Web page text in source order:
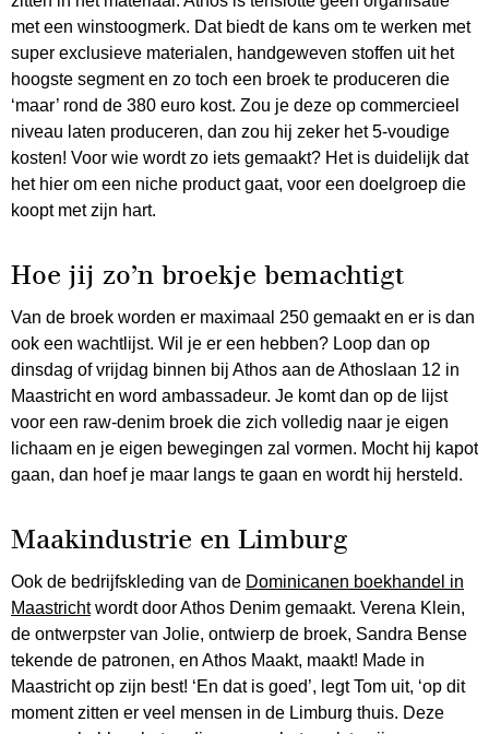
met een winstoogmerk. Dat biedt de kans om te werken met
super exclusieve materialen, handgeweven stoffen uit het
hoogste segment en zo toch een broek te produceren die
‘maar’ rond de 380 euro kost. Zou je deze op commercieel
niveau laten produceren, dan zou hij zeker het 5-voudige
kosten! Voor wie wordt zo iets gemaakt? Het is duidelijk dat
het hier om een niche product gaat, voor een doelgroep die
koopt met zijn hart.
Hoe jij zo’n broekje bemachtigt
Van de broek worden er maximaal 250 gemaakt en er is dan
ook een wachtlijst. Wil je er een hebben? Loop dan op
dinsdag of vrijdag binnen bij Athos aan de Athoslaan 12 in
Maastricht en word ambassadeur. Je komt dan op de lijst
voor een raw-denim broek die zich volledig naar je eigen
lichaam en je eigen bewegingen zal vormen. Mocht hij kapot
gaan, dan hoef je maar langs te gaan en wordt hij hersteld.
Maakindustrie en Limburg
Ook de bedrijfskleding van de Dominicanen boekhandel in
Maastrichtwordt door Athos Denim gemaakt. Verena Klein,
de ontwerpster van Jolie, ontwierp de broek, Sandra Bense
tekende de patronen, en Athos Maakt, maakt! Made in
Maastricht op zijn best! ‘En dat is goed’, legt Tom uit, ‘op dit
moment zitten er veel mensen in de Limburg thuis. Deze